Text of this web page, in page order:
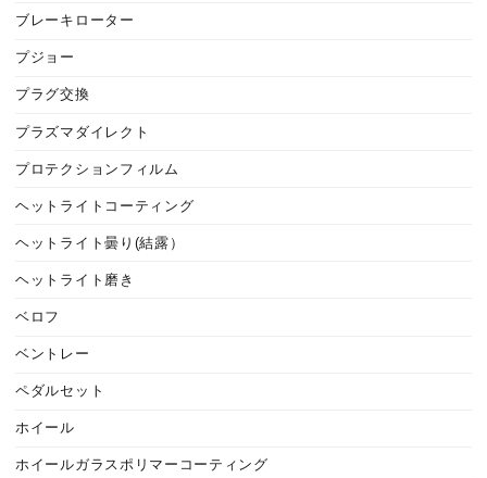
ブレーキローター
プジョー
プラグ交換
プラズマダイレクト
プロテクションフィルム
ヘットライトコーティング
ヘットライト曇り(結露）
ヘットライト磨き
ベロフ
ベントレー
ペダルセット
ホイール
ホイールガラスポリマーコーティング